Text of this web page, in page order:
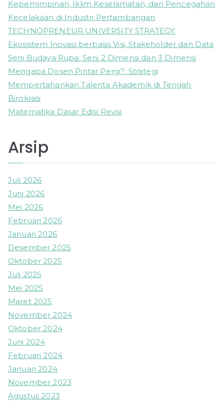
Kepemimpinan, Iklim Keselamatan, dan Pencegahan
Kecelakaan di Industri Pertambangan
TECHNOPRENEUR UNIVERSITY STRATEGY:
Ekosistem Inovasi berbasis Visi, Stakeholder dan Data
Seni Budaya Rupa: Seni 2 Dimensi dan 3 Dimensi
Mengapa Dosen Pintar Pergi?: Strategi
Mempertahankan Talenta Akademik di Tengah
Birokrasi
Matematika Dasar Edisi Revisi
Arsip
Juli 2026
Juni 2026
Mei 2026
Februari 2026
Januari 2026
Desember 2025
Oktober 2025
Juli 2025
Mei 2025
Maret 2025
November 2024
Oktober 2024
Juni 2024
Februari 2024
Januari 2024
November 2023
Agustus 2023